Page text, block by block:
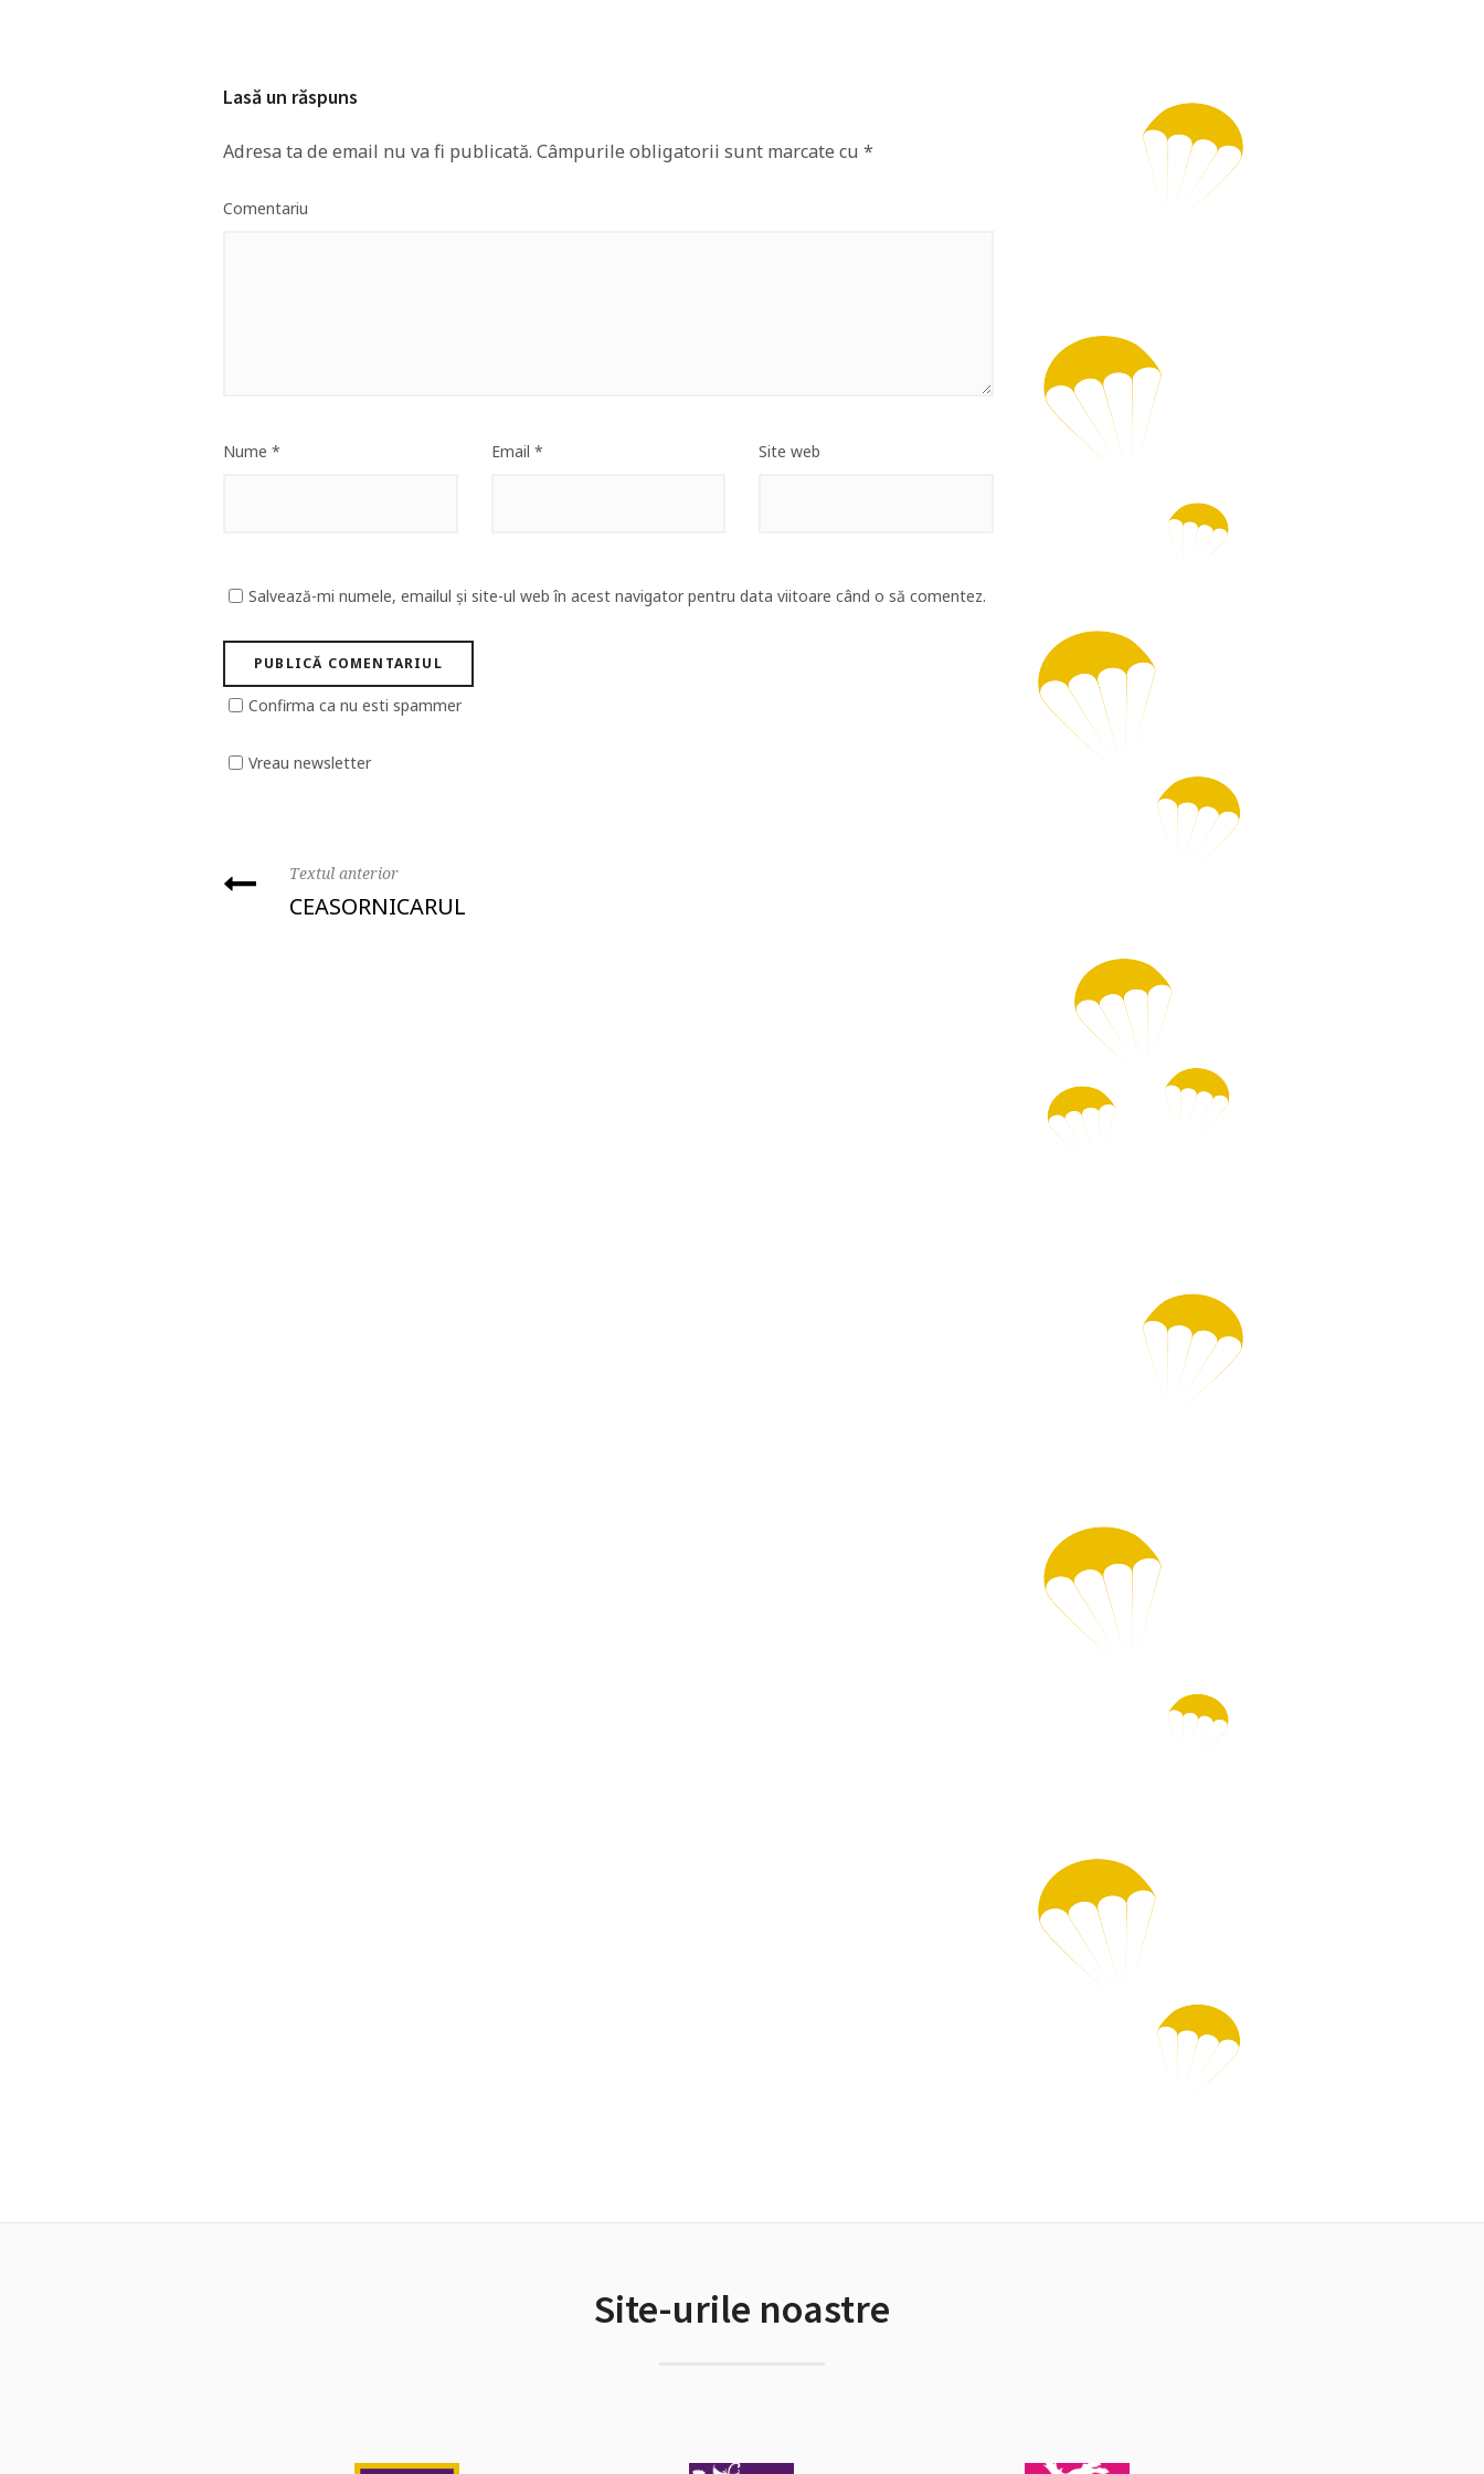
Lasă un răspuns
Adresa ta de email nu va fi publicată. Câmpurile obligatorii sunt marcate cu *
Comentariu
Nume * Email * Site web
Salvează-mi numele, emailul și site-ul web în acest navigator pentru data viitoare când o să comentez.
Confirma ca nu esti spammer
Vreau newsletter
Textul anterior
CEASORNICARUL
Site-urile noastre